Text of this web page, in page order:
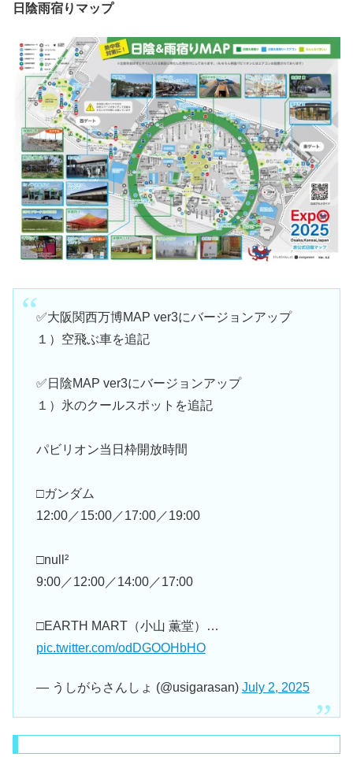
日陰雨宿りマップ
✅大阪関西万博MAP ver3にバージョンアップ
１）空飛ぶ車を追記
✅日陰MAP ver3にバージョンアップ
１）氷のクールスポットを追記
パビリオン当日枠開放時間
□ガンダム
12:00／15:00／17:00／19:00
□null²
9:00／12:00／14:00／17:00
□EARTH MART（小山 薫堂）…
pic.twitter.com/odDGOOHbHO
— うしがらさんしょ (@usigarasan) July 2, 2025